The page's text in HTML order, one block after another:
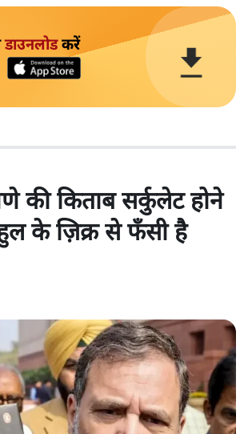
डाउनलोडकरें
की किताब सर्कुलेट होने
के ज़िक्र से फँसी है